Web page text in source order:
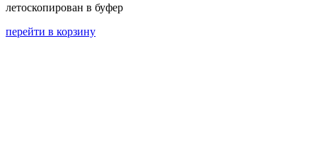
летоскопирован в буфер
перейти в корзину